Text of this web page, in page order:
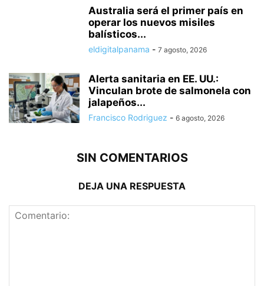
Australia será el primer país en
operar los nuevos misiles
balísticos...
eldigitalpanama - 7 agosto, 2026
Alerta sanitaria en EE. UU.:
Vinculan brote de salmonela con
jalapeños...
Francisco Rodriguez - 6 agosto, 2026
SIN COMENTARIOS
DEJA UNA RESPUESTA